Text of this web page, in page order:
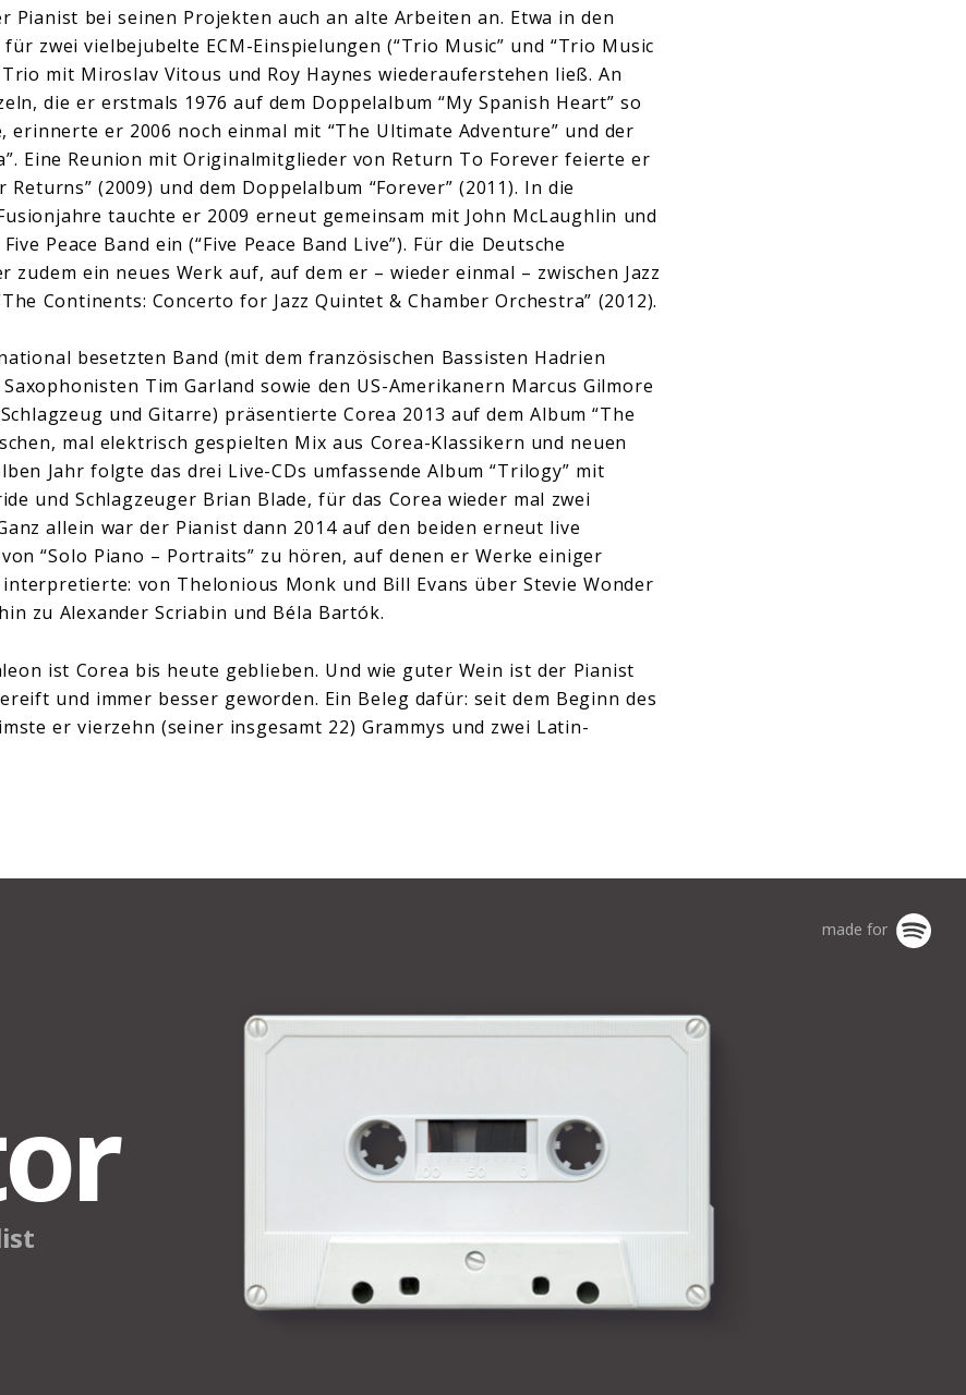
Pianist bei seinen Projekten auch an alte Arbeiten an. Etwa in den
zwei vielbejubelte ECM-Einspielungen (“Trio Music” und “Trio Music
mit Miroslav Vitous und Roy Haynes wiederauferstehen ließ. An
die er erstmals 1976 auf dem Doppelalbum “My Spanish Heart” so
er 2006 noch einmal mit “The Ultimate Adventure” und der
Eine Reunion mit Originalmitglieder von Return To Forever feierte er
(2009) und dem Doppelalbum “Forever” (2011). In die
tauchte er 2009 erneut gemeinsam mit John McLaughlin und
Peace Band ein (“Five Peace Band Live”). Für die Deutsche
zudem ein neues Werk auf, auf dem er – wieder einmal – zwischen Jazz
Continents: Concerto for Jazz Quintet & Chamber Orchestra” (2012).
besetzten Band (mit dem französischen Bassisten Hadrien
Tim Garland sowie den US-Amerikanern Marcus Gilmore
und Gitarre) präsentierte Corea 2013 auf dem Album “The
mal elektrisch gespielten Mix aus Corea-Klassikern und neuen
Jahr folgte das drei Live-CDs umfassende Album “Trilogy” mit
und Schlagzeuger Brian Blade, für das Corea wieder mal zwei
allein war der Pianist dann 2014 auf den beiden erneut live
“Solo Piano – Portraits” zu hören, auf denen er Werke einiger
von Thelonious Monk und Bill Evans über Stevie Wonder
zu Alexander Scriabin und Béla Bartók.
ist Corea bis heute geblieben. Und wie guter Wein ist der Pianist
und immer besser geworden. Ein Beleg dafür: seit dem Beginn des
er vierzehn (seiner insgesamt 22) Grammys und zwei Latin-